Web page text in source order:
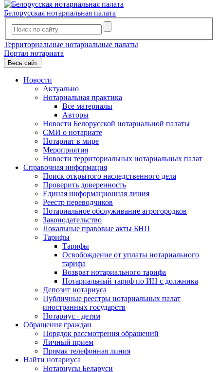
Белорусская нотариальная палата
Территориальные нотариальные палаты
Портал нотариата
Весь сайт
Новости
Актуально
Нотариальная практика
Все материалы
Авторы
Новости Белорусской нотариальной палаты
СМИ о нотариате
Нотариат в мире
Мероприятия
Новости территориальных нотариальных палат
Справочная информация
Поиск открытого наследственного дела
Проверить доверенность
Единая информационная линия
Реестр переводчиков
Нотариальное обслуживание агрогородков
Законодательство
Локальные правовые акты БНП
Тарифы
Тарифы
Освобождение от уплаты нотариального
тарифа
Возврат нотариального тарифа
Нотариальный тариф по ИН с должника
Депозит нотариуса
Публичные реестры нотариальных палат
иностранных государств
Нотариус - детям
Обращения граждан
Порядок рассмотрения обращений
Личный прием
Прямая телефонная линия
Найти нотариуса
Нотариусы Беларуси